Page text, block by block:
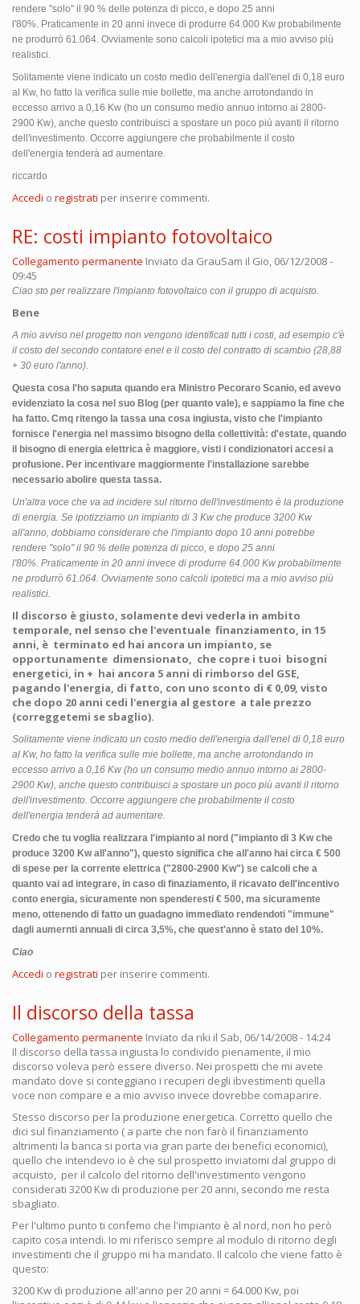
rendere "solo" il 90 % delle potenza di picco, e dopo 25 anni
l'80%. Praticamente in 20 anni invece di produrre 64.000 Kw probabilmente
ne produrrò 61.064. Ovviamente sono calcoli ipotetici ma a mio avviso più
realistici.
Solitamente viene indicato un costo medio dell'energia dall'enel di 0,18 euro
al Kw, ho fatto la verifica sulle mie bollette, ma anche arrotondando in
eccesso arrivo a 0,16 Kw (ho un consumo medio annuo intorno ai 2800-
2900 Kw), anche questo contribuisci a spostare un poco più avanti il ritorno
dell'investimento. Occorre aggiungere che probabilmente il costo
dell'energia tenderà ad aumentare.
riccardo
Accedi o registrati per inserire commenti.
RE: costi impianto fotovoltaico
Collegamento permanente Inviato da GrauSam il Gio, 06/12/2008 -
09:45
Ciao sto per realizzare l'impianto fotovoltaico con il gruppo di acquisto.
Bene
A mio avviso nel progetto non vengono identificati tutti i costi, ad esempio c'è
il costo del secondo contatore enel e il costo del contratto di scambio (28,88
+ 30 euro l'anno).
Questa cosa l'ho saputa quando era Ministro Pecoraro Scanio, ed avevo
evidenziato la cosa nel suo Blog (per quanto vale), e sappiamo la fine che
ha fatto. Cmq ritengo la tassa una cosa ingiusta, visto che l'impianto
fornisce l'energia nel massimo bisogno della collettività: d'estate, quando
il bisogno di energia elettrica è maggiore, visti i condizionatori accesi a
profusione. Per incentivare maggiormente l'installazione sarebbe
necessario abolire questa tassa.
Un'altra voce che va ad incidere sul ritorno dell'investimento è la produzione
di energia. Se ipotizziamo un impianto di 3 Kw che produce 3200 Kw
all'anno, dobbiamo considerare che l'impianto dopo 10 anni potrebbe
rendere "solo" il 90 % delle potenza di picco, e dopo 25 anni
l'80%. Praticamente in 20 anni invece di produrre 64.000 Kw probabilmente
ne produrrò 61.064. Ovviamente sono calcoli ipotetici ma a mio avviso più
realistici.
Il discorso è giusto, solamente devi vederla in ambito
temporale, nel senso che l'eventuale finanziamento, in 15
anni, è terminato ed hai ancora un impianto, se
opportunamente dimensionato, che copre i tuoi bisogni
energetici, in + hai ancora 5 anni di rimborso del GSE,
pagando l'energia, di fatto, con uno sconto di € 0,09, visto
che dopo 20 anni cedi l'energia al gestore a tale prezzo
(correggetemi se sbaglio).
Solitamente viene indicato un costo medio dell'energia dall'enel di 0,18 euro
al Kw, ho fatto la verifica sulle mie bollette, ma anche arrotondando in
eccesso arrivo a 0,16 Kw (ho un consumo medio annuo intorno ai 2800-
2900 Kw), anche questo contribuisci a spostare un poco più avanti il ritorno
dell'investimento. Occorre aggiungere che probabilmente il costo
dell'energia tenderà ad aumentare.
Credo che tu voglia realizzara l'impianto al nord ("impianto di 3 Kw che
produce 3200 Kw all'anno"), questo significa che all'anno hai circa € 500
di spese per la corrente elettrica ("2800-2900 Kw") se calcoli che a
quanto vai ad integrare, in caso di finaziamento, il ricavato dell'incentivo
conto energia, sicuramente non spenderesti € 500, ma sicuramente
meno, ottenendo di fatto un guadagno immediato rendendoti "immune"
dagli aumernti annuali di circa 3,5%, che quest'anno è stato del 10%.
Ciao
Accedi o registrati per inserire commenti.
Il discorso della tassa
Collegamento permanente Inviato da riki il Sab, 06/14/2008 - 14:24
Il discorso della tassa ingiusta lo condivido pienamente, il mio
discorso voleva però essere diverso. Nei prospetti che mi avete
mandato dove si conteggiano i recuperi degli ibvestimenti quella
voce non compare e a mio avviso invece dovrebbe comaparire.
Stesso discorso per la produzione energetica. Corretto quello che
dici sul finanziamento ( a parte che non farò il finanziamento
altrimenti la banca si porta via gran parte dei benefici economici),
quello che intendevo io è che sul prospetto inviatomi dal gruppo di
acquisto, per il calcolo del ritorno dell'investimento vengono
considerati 3200 Kw di produzione per 20 anni, secondo me resta
sbagliato.
Per l'ultimo punto ti confemo che l'impianto è al nord, non ho però
capito cosa intendi. Io mi riferisco sempre al modulo di ritorno degli
investimenti che il gruppo mi ha mandato. Il calcolo che viene fatto è
questo:
3200 Kw di produzione all'anno per 20 anni = 64.000 Kw, poi